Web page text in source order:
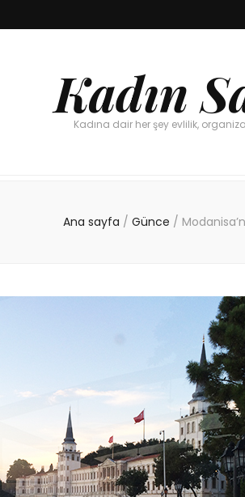
Kadın
Kadına dair her şey evlilik,
Ana sayfa / Günce /